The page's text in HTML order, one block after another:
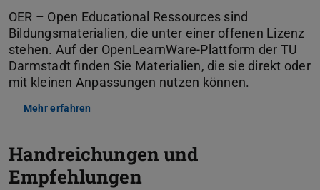
OER – Open Educational Ressources sind
Bildungsmaterialien, die unter einer offenen Lizenz
stehen. Auf der OpenLearnWare-Plattform der TU
Darmstadt finden Sie Materialien, die sie direkt oder
mit kleinen Anpassungen nutzen können.
Mehr erfahren
Handreichungen und
Empfehlungen